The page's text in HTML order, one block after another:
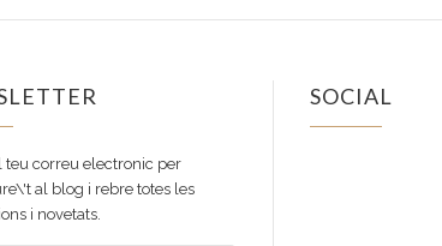
teu correu electronic per
al blog i rebre totes les
i novetats.
SOCIAL